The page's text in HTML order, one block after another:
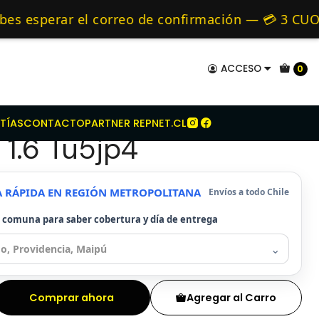
ACCESO 0
de confirmación — 💳 3 CUOTAS
CONTACTOPARTNER REPNET.CL
de 24 hrs hábiles.
Kit Embrague Para Citroen Xsara 1.6 Tu5jp4
🚚 Envíos diariamente a
Para Citroen
Tu5jp4
RÁPIDA EN REGIÓN METROPOLITANA Envíos a todo Chile
comuna para saber cobertura y día de entrega
⌄
Agregar al Carro
Comprar ahora